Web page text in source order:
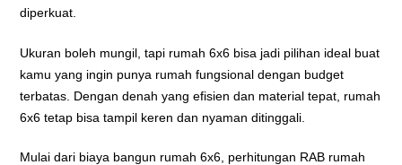
diperkuat.
Ukuran boleh mungil, tapi rumah 6x6 bisa jadi pilihan ideal buat
kamu yang ingin punya rumah fungsional dengan budget
terbatas. Dengan denah yang efisien dan material tepat, rumah
6x6 tetap bisa tampil keren dan nyaman ditinggali.
Mulai dari biaya bangun rumah 6x6, perhitungan RAB rumah